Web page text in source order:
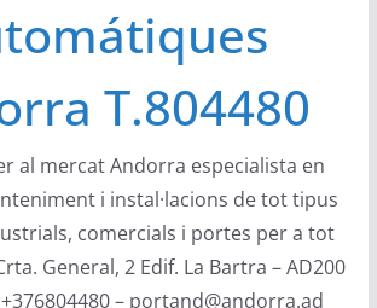
S.L. Angel Mir son puertas versátiles
ha creado DEA Electron una
que desarrolla y produce electrónica
calidad T.804480
al mercat Andorra especialista en
i instal·lacions de tot tipus
comercials i portes per a tot
General, 2 Edif. La Bartra – AD200
– portand@andorra.ad